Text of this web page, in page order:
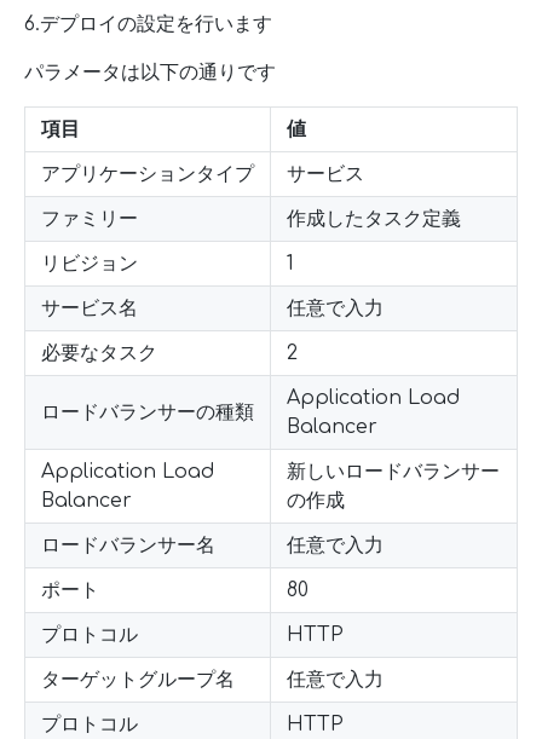
6.デプロイの設定を行います
パラメータは以下の通りです
項目 値
アプリケーションタイプ サービス
ファミリー 作成したタスク定義
リビジョン 1
サービス名 任意で入力
必要なタスク 2
ロードバランサーの種類
Application Load
Balancer
Application Load
Balancer
新しいロードバランサー
の作成
ロードバランサー名 任意で入力
ポート 80
プロトコル HTTP
ターゲットグループ名 任意で入力
プロトコル HTTP